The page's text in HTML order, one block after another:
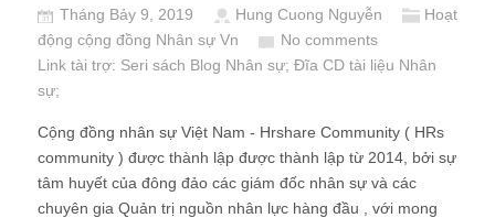
Tháng Bảy 9, 2019 Hung Cuong Nguyễn
Hoạt
động cộng đồng Nhân sự Vn
No comments
Link tài trợ: Seri sách Blog Nhân sự; Đĩa CD tài liệu Nhân
sự;
Cộng đồng nhân sự Việt Nam - Hrshare Community ( HRs
community ) được thành lập được thành lập từ 2014, bởi sự
tâm huyết của đông đảo các giám đốc nhân sự và các
chuyên gia Quản trị nguồn nhân lực hàng đầu , với mong